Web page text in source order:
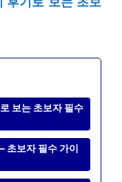
보는 초보자 필수
초보자 필수 가이